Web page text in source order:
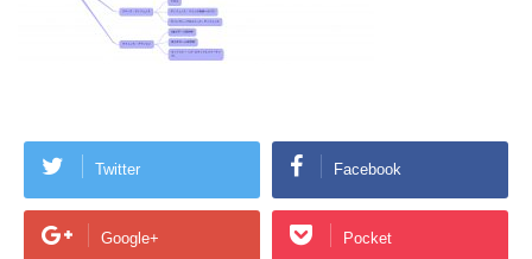
Twitter Facebook
Google+ Pocket